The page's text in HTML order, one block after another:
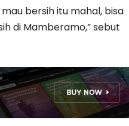
bersih itu mahal, bisa
di Mamberamo,” sebut